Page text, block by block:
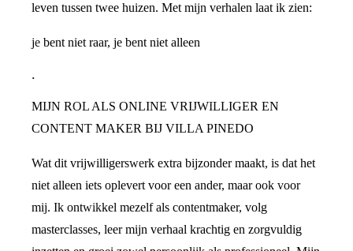
leven tussen twee huizen. Met mijn verhalen laat ik zien:
je bent niet raar, je bent niet alleen
.
MIJN ROL ALS ONLINE VRIJWILLIGER EN
CONTENT MAKER BIJ VILLA PINEDO
Wat dit vrijwilligerswerk extra bijzonder maakt, is dat het
niet alleen iets oplevert voor een ander, maar ook voor
mij. Ik ontwikkel mezelf als contentmaker, volg
masterclasses, leer mijn verhaal krachtig en zorgvuldig